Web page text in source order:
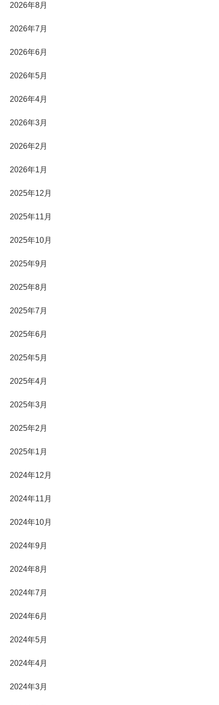
2026年8月
2026年7月
2026年6月
2026年5月
2026年4月
2026年3月
2026年2月
2026年1月
2025年12月
2025年11月
2025年10月
2025年9月
2025年8月
2025年7月
2025年6月
2025年5月
2025年4月
2025年3月
2025年2月
2025年1月
2024年12月
2024年11月
2024年10月
2024年9月
2024年8月
2024年7月
2024年6月
2024年5月
2024年4月
2024年3月